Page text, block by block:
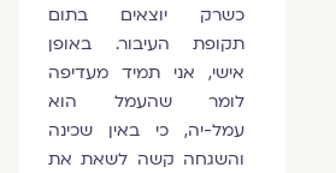
כשרק יוצאים בתום
תקופת העיבור. באופן
אישי, אני תמיד מעדיפה
לומר שהעמל הוא
עמל-יה, כי באין שכינה
והשגחה קשה לשאת את